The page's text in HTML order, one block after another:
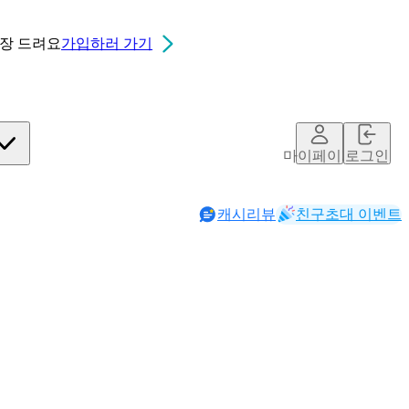
드려요가입하러 가기
마이페이지로그인
캐시리뷰 친구초대 이벤트